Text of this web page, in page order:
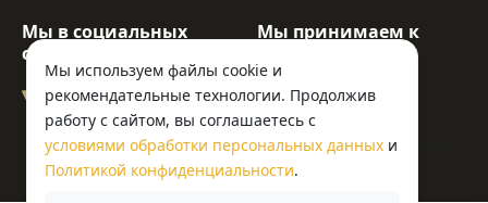
Мы используем файлы cookie и
рекомендательные технологии. Продолжив
работу с сайтом, вы соглашаетесь с
условиями обработки персональных данных и
Политикой конфиденциальности.
Мы в социальных
сетях:
Мы принимаем к
© ООО «Гриффин»